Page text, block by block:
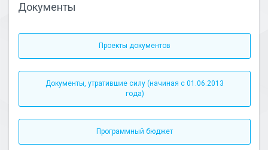
Документы
Проекты документов
Документы, утратившие силу (начиная с 01.06.2013
года)
Программный бюджет